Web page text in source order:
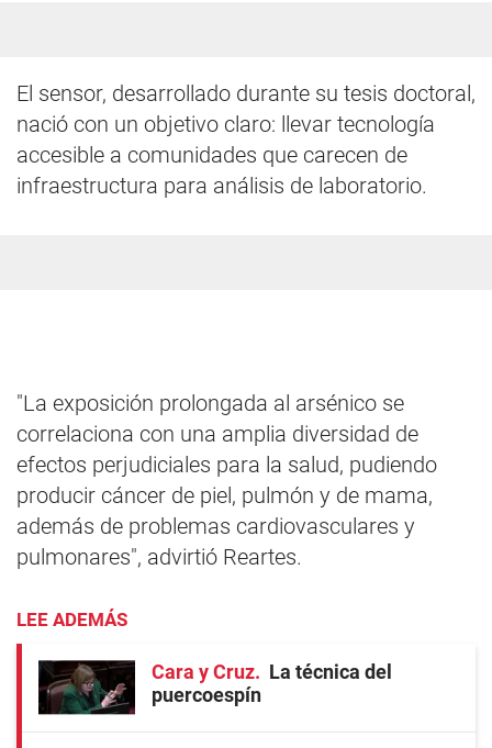
El sensor, desarrollado durante su tesis doctoral,
nació con un objetivo claro: llevar tecnología
accesible a comunidades que carecen de
infraestructura para análisis de laboratorio.
"La exposición prolongada al arsénico se
correlaciona con una amplia diversidad de
efectos perjudiciales para la salud, pudiendo
producir cáncer de piel, pulmón y de mama,
además de problemas cardiovasculares y
pulmonares", advirtió Reartes.
LEE ADEMÁS
Cara y Cruz
La técnica del
puercoespín